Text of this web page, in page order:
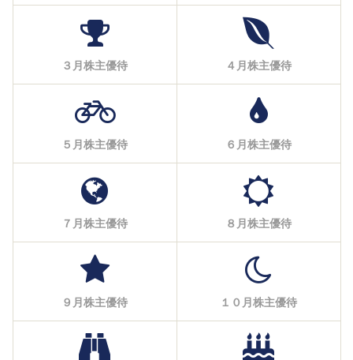
３月株主優待 ４月株主優待
５月株主優待 ６月株主優待
７月株主優待 ８月株主優待
９月株主優待 １０月株主優待